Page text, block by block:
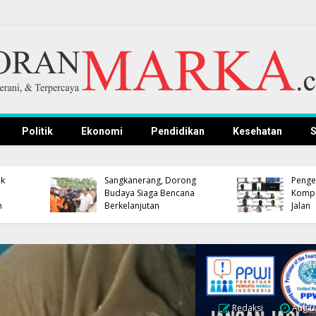
Politik Ekonomi Pendidikan Kesehatan
Persib, Bupati dan
Kapolres Dipastikan
Hadir
Menggunakan
Manajemen Talenta
Terintegrasi BKN
Redaksi Aug